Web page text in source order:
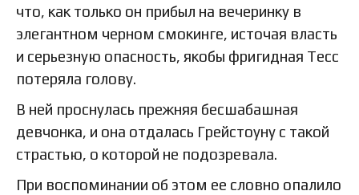
что, как только он прибыл на вечеринку в
элегантном черном смокинге, источая власть
и серьезную опасность, якобы фригидная Тесс
потеряла голову.
В ней проснулась прежняя бесшабашная
девчонка, и она отдалась Грейстоуну с такой
страстью, о которой не подозревала.
При воспоминании об этом ее словно опалило